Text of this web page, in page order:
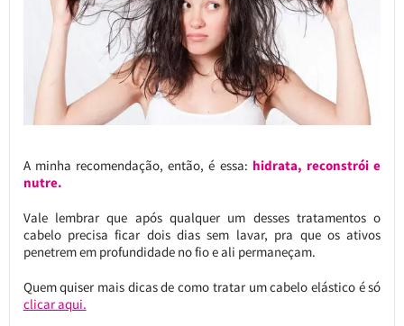
A minha recomendação, então, é essa: hidrata, reconstrói e
nutre.
Vale lembrar que após qualquer um desses tratamentos o
cabelo precisa ficar dois dias sem lavar, pra que os ativos
penetrem em profundidade no fio e ali permaneçam.
Quem quiser mais dicas de como tratar um cabelo elástico é só
clicar aqui.